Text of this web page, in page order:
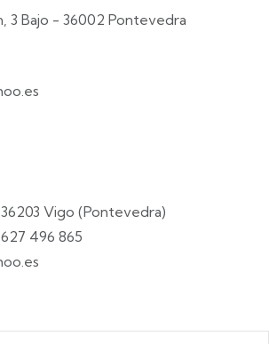
3 Bajo - 36002 Pontevedra
Vigo (Pontevedra)
627 496 865